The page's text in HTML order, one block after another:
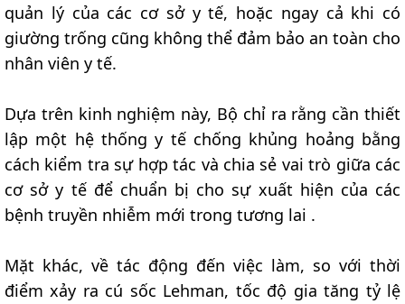
quản lý của các cơ sở y tế, hoặc ngay cả khi có
giường trống cũng không thể đảm bảo an toàn cho
nhân viên y tế.
Dựa trên kinh nghiệm này, Bộ chỉ ra rằng cần thiết
lập một hệ thống y tế chống khủng hoảng bằng
cách kiểm tra sự hợp tác và chia sẻ vai trò giữa các
cơ sở y tế để chuẩn bị cho sự xuất hiện của các
bệnh truyền nhiễm mới trong tương lai .
Mặt khác, về tác động đến việc làm, so với thời
điểm xảy ra cú sốc Lehman, tốc độ gia tăng tỷ lệ